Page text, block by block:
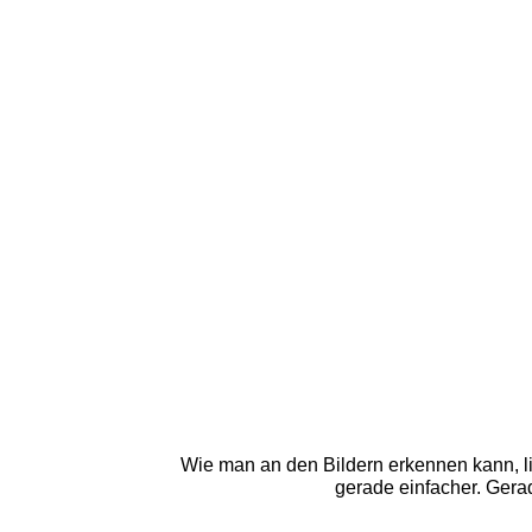
Wie man an den Bildern erkennen kann,
gerade einfacher.